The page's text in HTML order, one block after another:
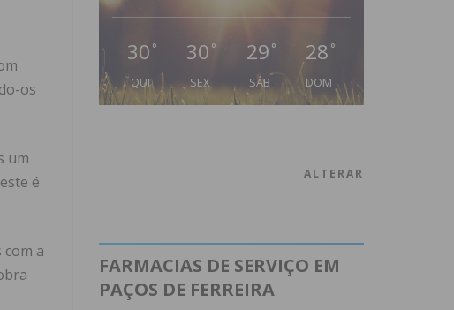
os
um
é
a
30 °
QUI
30 °
SEX
29 °
SÁB
28 °
DOM
ALTERAR
FARMACIAS DE SERVIÇO EM
PAÇOS DE FERREIRA